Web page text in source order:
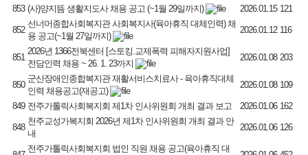
853 (사)양지뜸 생활지도사 채용 공고 (~1월 29일까지) 2026.01.15 121
852
선너머종합사회복지관 사회복지사(육아휴직 대체인력) 채
용 공고(~1월 27일까지)
2026.01.12 116
851
2026년 1366전북센터 [스토킹.교제폭력 피해자지원사업]
전담인력 채용 ~ 26. 1. 23까지
2026.01.08 203
850
군산장애인종합복지관 재활서비스치료사 - 육아휴직대체
인력 채용공고(재공고)
2026.01.08 109
849 전주가톨릭사회복지회 제1차 인사위원회 개최 결과 보고 2026.01.06 162
848
천주교성가복지회 2026년 제1차 인사위원회 개최 결과 안
내
2026.01.06 126
전주가톨릭사회복지회 법인 직원 채용 공고(육아휴직 대